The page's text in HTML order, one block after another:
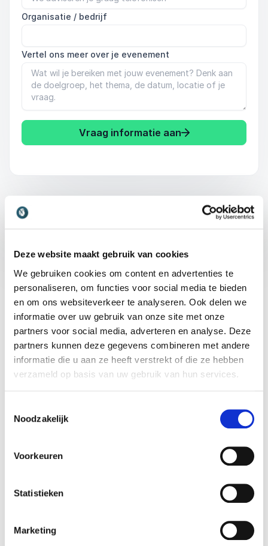
Deze website maakt gebruik van cookies
We gebruiken cookies om content en advertenties te
personaliseren, om functies voor social media te bieden
en om ons websiteverkeer te analyseren. Ook delen we
informatie over uw gebruik van onze site met onze
partners voor social media, adverteren en analyse. Deze
partners kunnen deze gegevens combineren met andere
informatie die u aan ze heeft verstrekt of die ze hebben
verzameld op basis van uw gebruik van hun services.
Noodzakelijk
Voorkeuren
Statistieken
Marketing
Organisatie / bedrijf
Vertel ons meer over je evenement
Vraag informatie aan
lezing een goede
investering is voor jouw
kennisbijeenkomst?
Een kennisbijeenkomst organiseert zichzelf niet
vanzelf tot een succes. Zelfs wanneer het
Een spreker die het thema van de dag in perspectief
plaatst, geeft deelnemers een kader waarbinnen alle
werkt als een kapstok: alles wat daarna komt, hangt
kennisdeling centraal staat, is het verschil tussen een
goede spreker en een gemiddelde presentatie
passie en helderheid overbrengt, zet de toon voor de